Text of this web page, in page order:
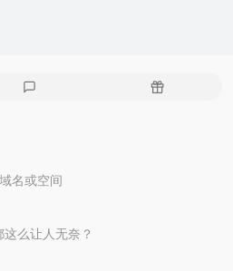
随
名或空间
么让人无奈？